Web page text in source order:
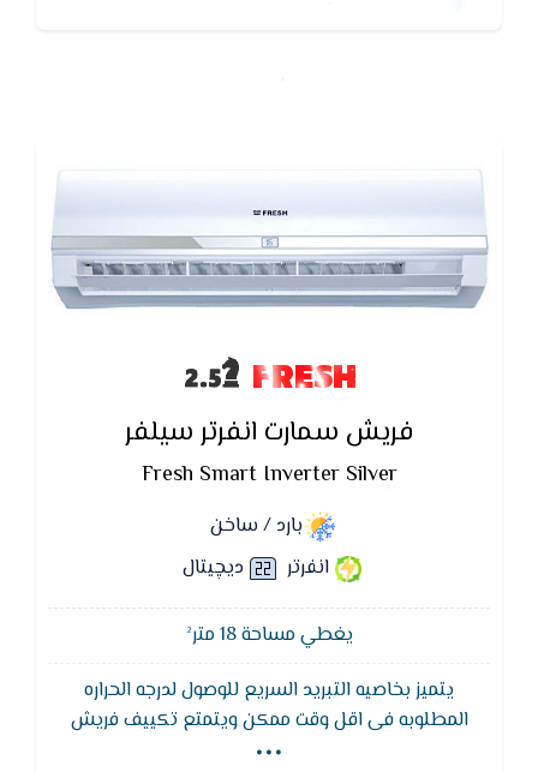
FRESH
فريش سمارت انفرتر سيلفر
Fresh Smart Inverter Silver
بارد / ساخن
انفرتر
ديچيتال
يغطي مساحة 18 متر²
يتميز بخاصيه التبريد السريع للوصول لدرجه الحراره
المطلوبه فى اقل وقت ممكن ويتمتع تكييف فريش
سمارت بوحده داخليه ذات شكل عصرى وجذاب يناسب
...